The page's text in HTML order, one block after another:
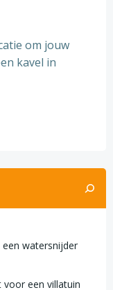
om jouw
kavel in
watersnijder
een villatuin